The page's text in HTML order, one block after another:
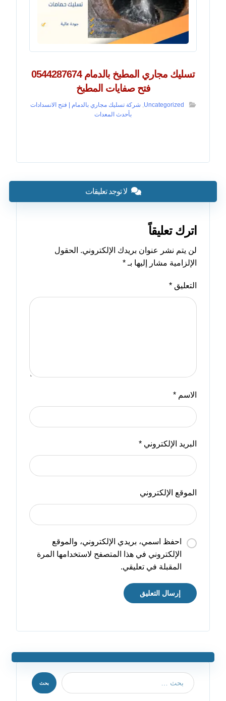
تسليك مجاري المطبخ بالدمام 0544287674
فتح صفايات المطبخ
Uncategorized
, شركة تسليك مجاري بالدمام | فتح الانسدادات
بأحدث المعدات
لا توجد تعليقات
اترك تعليقاً
لن يتم نشر عنوان بريدك الإلكتروني. الحقول
الإلزامية مشار إليها بـ*
التعليق*
الاسم*
البريد الإلكتروني*
الموقع الإلكتروني
احفظ اسمي، بريدي الإلكتروني، والموقع
الإلكتروني في هذا المتصفح لاستخدامها المرة
المقبلة في تعليقي.
إرسال التعليق
بحث